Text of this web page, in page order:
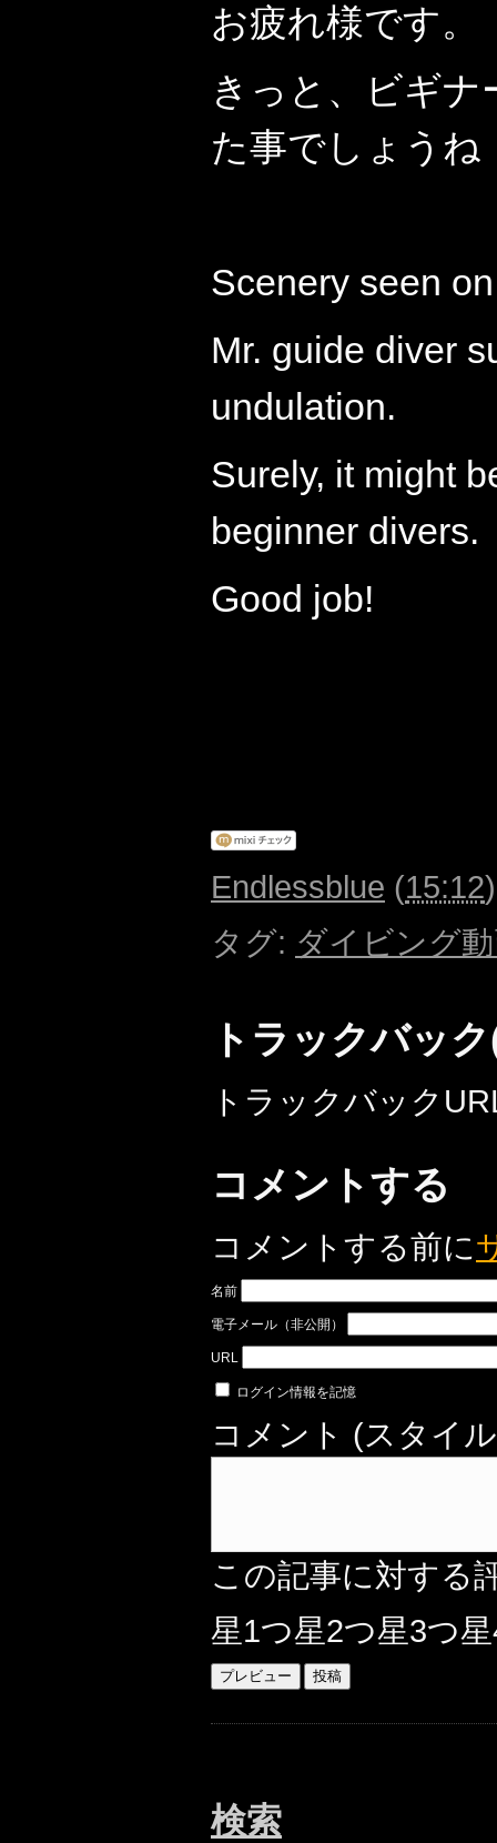
お疲れ様です。
きっと、ビギ
た事でしょうね
Scenery seen
Mr. guide diver
undulation.
Surely, it might
beginner divers.
Good job!
Endlessblue (15:12
タグ: ダイビング
トラックバッ
トラックバック
コメントする
コメントする前に
名前
電子メール（非公開）
URL
ログイン情報を記憶
コメント (スタイ
この記事に対する
星1つ星2つ星3つ
検索